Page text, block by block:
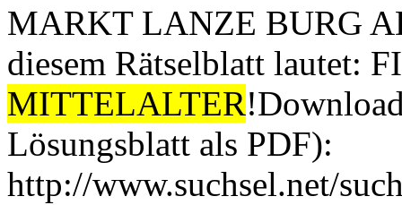
MARKT LANZE BURG
diesem Rätselblatt lautet:
MITTELALTER
Lösungsblatt als PDF):
http://www.suchsel.net/